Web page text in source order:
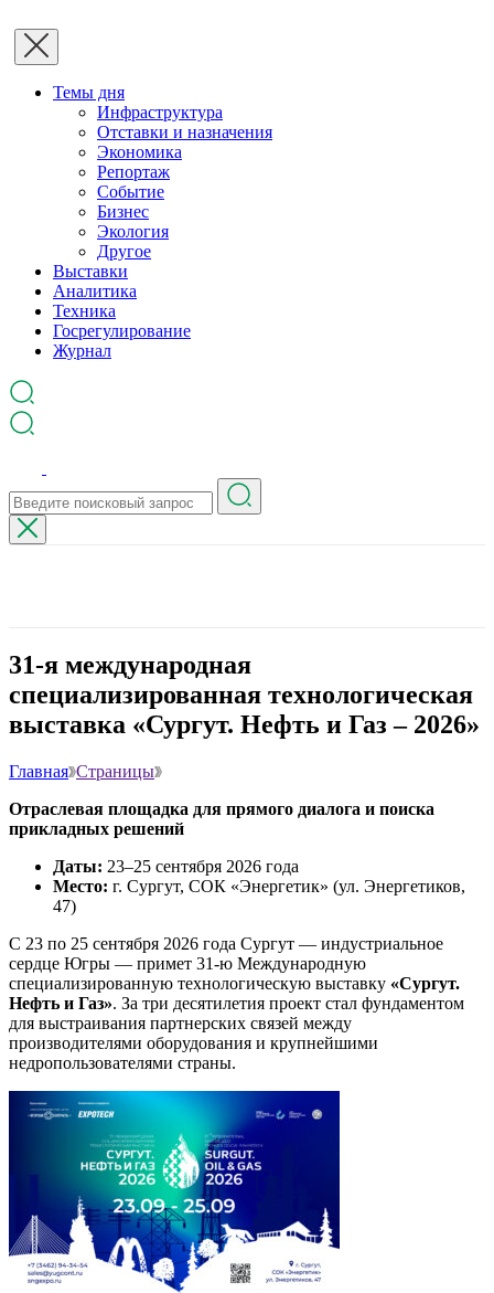
Темы дня
Инфраструктура
Отставки и назначения
Экономика
Репортаж
Событие
Бизнес
Экология
Другое
Выставки
Аналитика
Техника
Госрегулирование
Журнал
31-я международная
специализированная технологическая
выставка «Сургут. Нефть и Газ – 2026»
Главная Страницы
Отраслевая площадка для прямого диалога и поиска
прикладных решений
Даты: 23–25 сентября 2026 года
Место: г. Сургут, СОК «Энергетик» (ул. Энергетиков,
47)
С 23 по 25 сентября 2026 года Сургут — индустриальное
сердце Югры — примет 31-ю Международную
специализированную технологическую выставку «Сургут.
Нефть и Газ». За три десятилетия проект стал фундаментом
для выстраивания партнерских связей между
производителями оборудования и крупнейшими
недропользователями страны.